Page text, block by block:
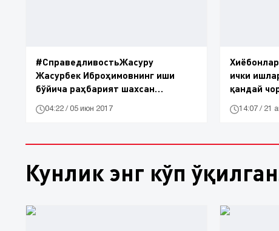
​#СправедливостьЖасуру
Жасурбек Иброҳимовнинг иши
бўйича раҳбарият шахсан
04:22 / 05 июн 2017
ички
қандай
14:07 / 21
Кунлик энг кўп